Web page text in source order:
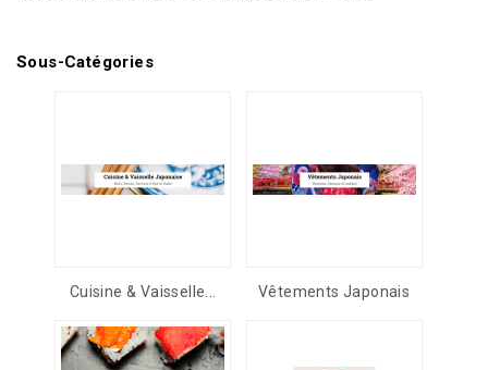
Sous-Catégories
Cuisine & Vaisselle... Vêtements Japonais